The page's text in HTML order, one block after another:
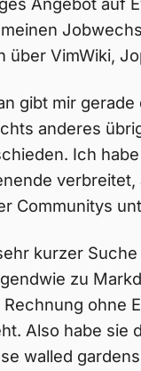
über VimWiki,
gibt mir
anderes
Ich
verbreitet,
Communitys
kurzer
zu
Rechnung ohne
Also habe sie
walled